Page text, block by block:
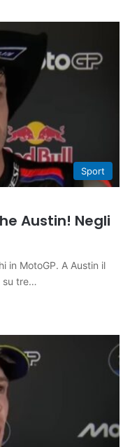
Sport
Austin! Negli
in MotoGP. A Austin il
su tre…